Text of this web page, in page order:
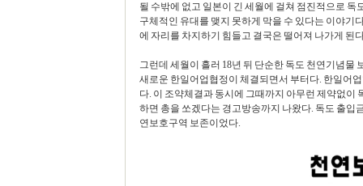
될 수밖에 없고 일본이 긴 세월에 걸쳐 점진적으로
구체적인 유대를 맺지 못하게 막을 수 있다는 이야기
에 자리를 차지하기 힘들고 결국은 떨어져 나가게 된
그런데 세월이 흘러 18년 뒤 단순한 독도 천연기념물
새로운 한일어업협정이 체결되면서 부터다. 한일어
다. 이 조약체결과 동시에 그때까지 아무런 제약없
하면 총을 쏘겠다는 경고방송까지 나왔다. 독도 출입
연보호구역 보존이었다.